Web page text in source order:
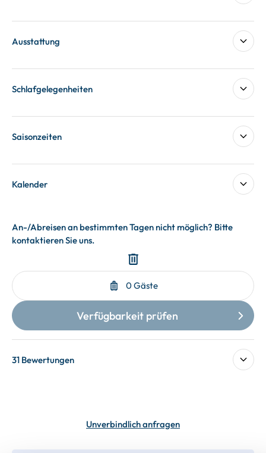
Ausstattung
Schlafgelegenheiten
Saisonzeiten
Kalender
31 Bewertungen
Unverbindlich anfragen